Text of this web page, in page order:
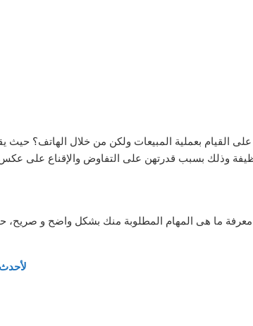
وذلك بسبب قدرتهن على التفاوض والإقناع على
ما هى المهام المطلوبة منك بشكل واضح و صريح،